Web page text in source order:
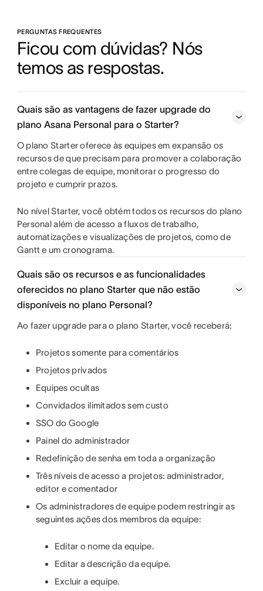
PERGUNTAS FREQUENTES
Ficou com dúvidas? Nós
temos as respostas.
Quais são as vantagens de fazer upgrade do
plano Asana Personal para o Starter?
O plano Starter oferece às equipes em expansão os
recursos de que precisam para promover a colaboração
entre colegas de equipe, monitorar o progresso do
projeto e cumprir prazos.
No nível Starter, você obtém todos os recursos do plano
Personal além de acesso a fluxos de trabalho,
automatizações e visualizações de projetos, como de
Gantt e um cronograma.
Quais são os recursos e as funcionalidades
oferecidos no plano Starter que não estão
disponíveis no plano Personal?
Ao fazer upgrade para o plano Starter, você receberá:
Projetos somente para comentários
Projetos privados
Equipes ocultas
Convidados ilimitados sem custo
SSO do Google
Painel do administrador
Redefinição de senha em toda a organização
Três níveis de acesso a projetos: administrador,
editor e comentador
Os administradores de equipe podem restringir as
seguintes ações dos membros da equipe:
Editar o nome da equipe.
Editar a descrição da equipe.
Excluir a equipe.